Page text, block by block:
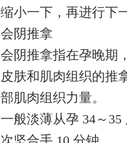
缩小一下，再进行下
会阴推拿
会阴推拿指在孕晚期
皮肤和肌肉组织的推
部肌肉组织力量。
一般淡薄从孕 34～